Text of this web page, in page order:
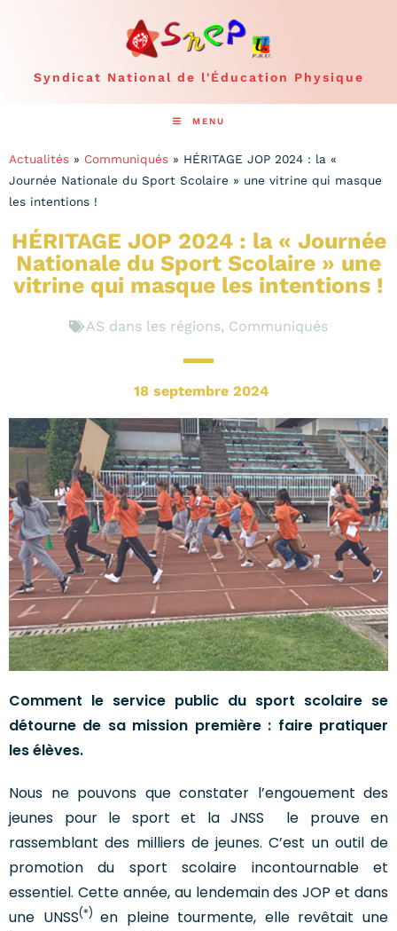
Syndicat National de l'Éducation Physique
MENU
Actualités » Communiqués » HÉRITAGE JOP 2024 : la «
Journée Nationale du Sport Scolaire » une vitrine qui masque
les intentions !
HÉRITAGE JOP 2024 : la « Journée
Nationale du Sport Scolaire » une
vitrine qui masque les intentions !
AS dans les régions, Communiqués
18 septembre 2024
Comment le service public du sport scolaire se
détourne de sa mission première : faire pratiquer
les élèves.
Nous ne pouvons que constater l’engouement des
jeunes pour le sport et la JNSS le prouve en
rassemblant des milliers de jeunes. C’est un outil de
promotion du sport scolaire incontournable et
essentiel. Cette année, au lendemain des JOP et dans
une UNSS(*) en pleine tourmente, elle revêtait une